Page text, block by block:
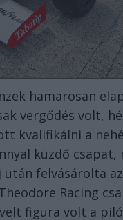
hamarosan
vergődés volt,
kvalifikálni a
küzdő csapat,
után felvásárolta
Racing
figura volt a